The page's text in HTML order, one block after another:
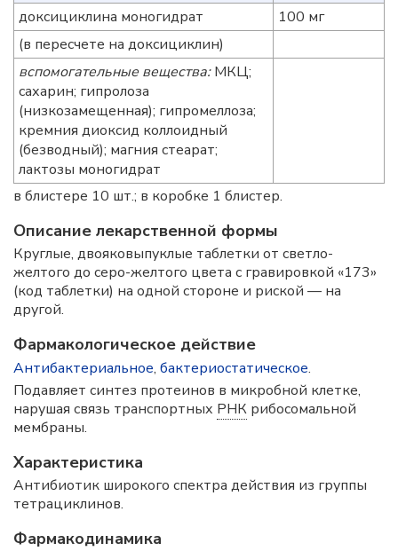
доксициклина моногидрат
100 мг
(в пересчете на доксициклин)
вспомогательные вещества:МКЦ;
сахарин; гипролоза
(низкозамещенная); гипромеллоза;
кремния диоксид коллоидный
(безводный); магния стеарат;
лактозы моногидрат
в блистере 10 шт.; в коробке 1 блистер.
Описание лекарственной формы
Круглые, двояковыпуклые таблетки от светло-
желтого до серо-желтого цвета с гравировкой «173»
(код таблетки) на одной стороне и риской — на
другой.
Фармакологическое действие
Антибактериальное, бактериостатическое.
Подавляет синтез протеинов в микробной клетке,
нарушая связь транспортных РНК рибосомальной
мембраны.
Характеристика
Антибиотик широкого спектра действия из группы
тетрациклинов.
Фармакодинамика